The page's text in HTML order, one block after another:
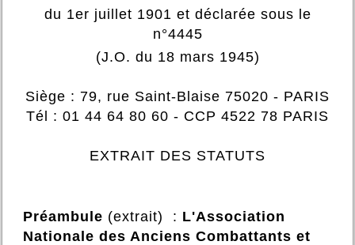
du 1er juillet 1901 et déclarée sous le
n°4445
(J.O. du 18 mars 1945)
Siège : 79, rue Saint-Blaise 75020 - PARIS
Tél : 01 44 64 80 60 - CCP 4522 78 PARIS
EXTRAIT DES STATUTS
Préambule (extrait) : L'Association
Nationale des Anciens Combattants et